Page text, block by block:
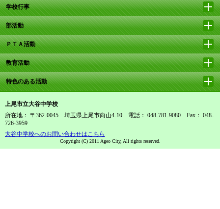
学校行事
部活動
ＰＴＡ活動
教育活動
特色のある活動
上尾市立大谷中学校
所在地： 〒362-0045 埼玉県上尾市向山4-10 電話： 048-781-9080 Fax： 048-
726-3959
大谷中学校へのお問い合わせはこちら
Copyright (C) 2011 Ageo City, All rights reserved.